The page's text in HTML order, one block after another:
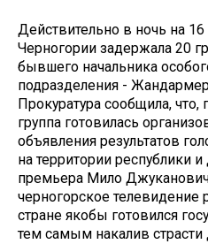
Действительно в ночь на
Черногории задержала 20
бывшего начальника
подразделения -
Прокуратура сообщила, что,
группа готовилась
объявления результатов
на территории республики
премьера Мило
черногорское телевидение
стране якобы готовился
тем самым накалив страсти